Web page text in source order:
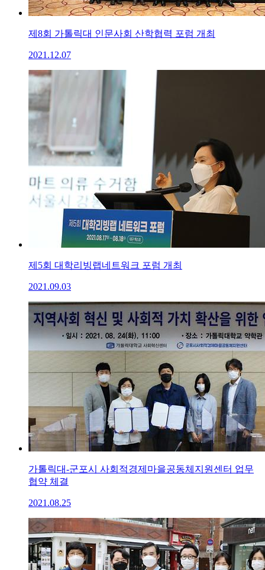
제8회 가톨릭대 인문사회 산학협력 포럼 개최
2021.12.07
제5회 대학리빙랩네트워크 포럼 개최
2021.09.03
가톨릭대-군포시 사회적경제마을공동체지원센터 업무
협약 체결
2021.08.25